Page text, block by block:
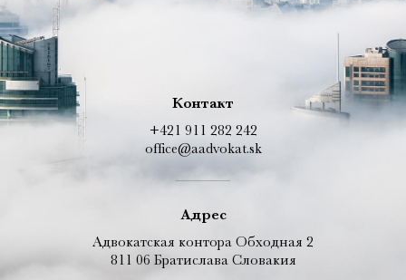
Контакт
+421 911 282 242
office@aadvokat.sk
Адрес
Адвокатская контора Обходная 2
811 06 Братислава Словакия